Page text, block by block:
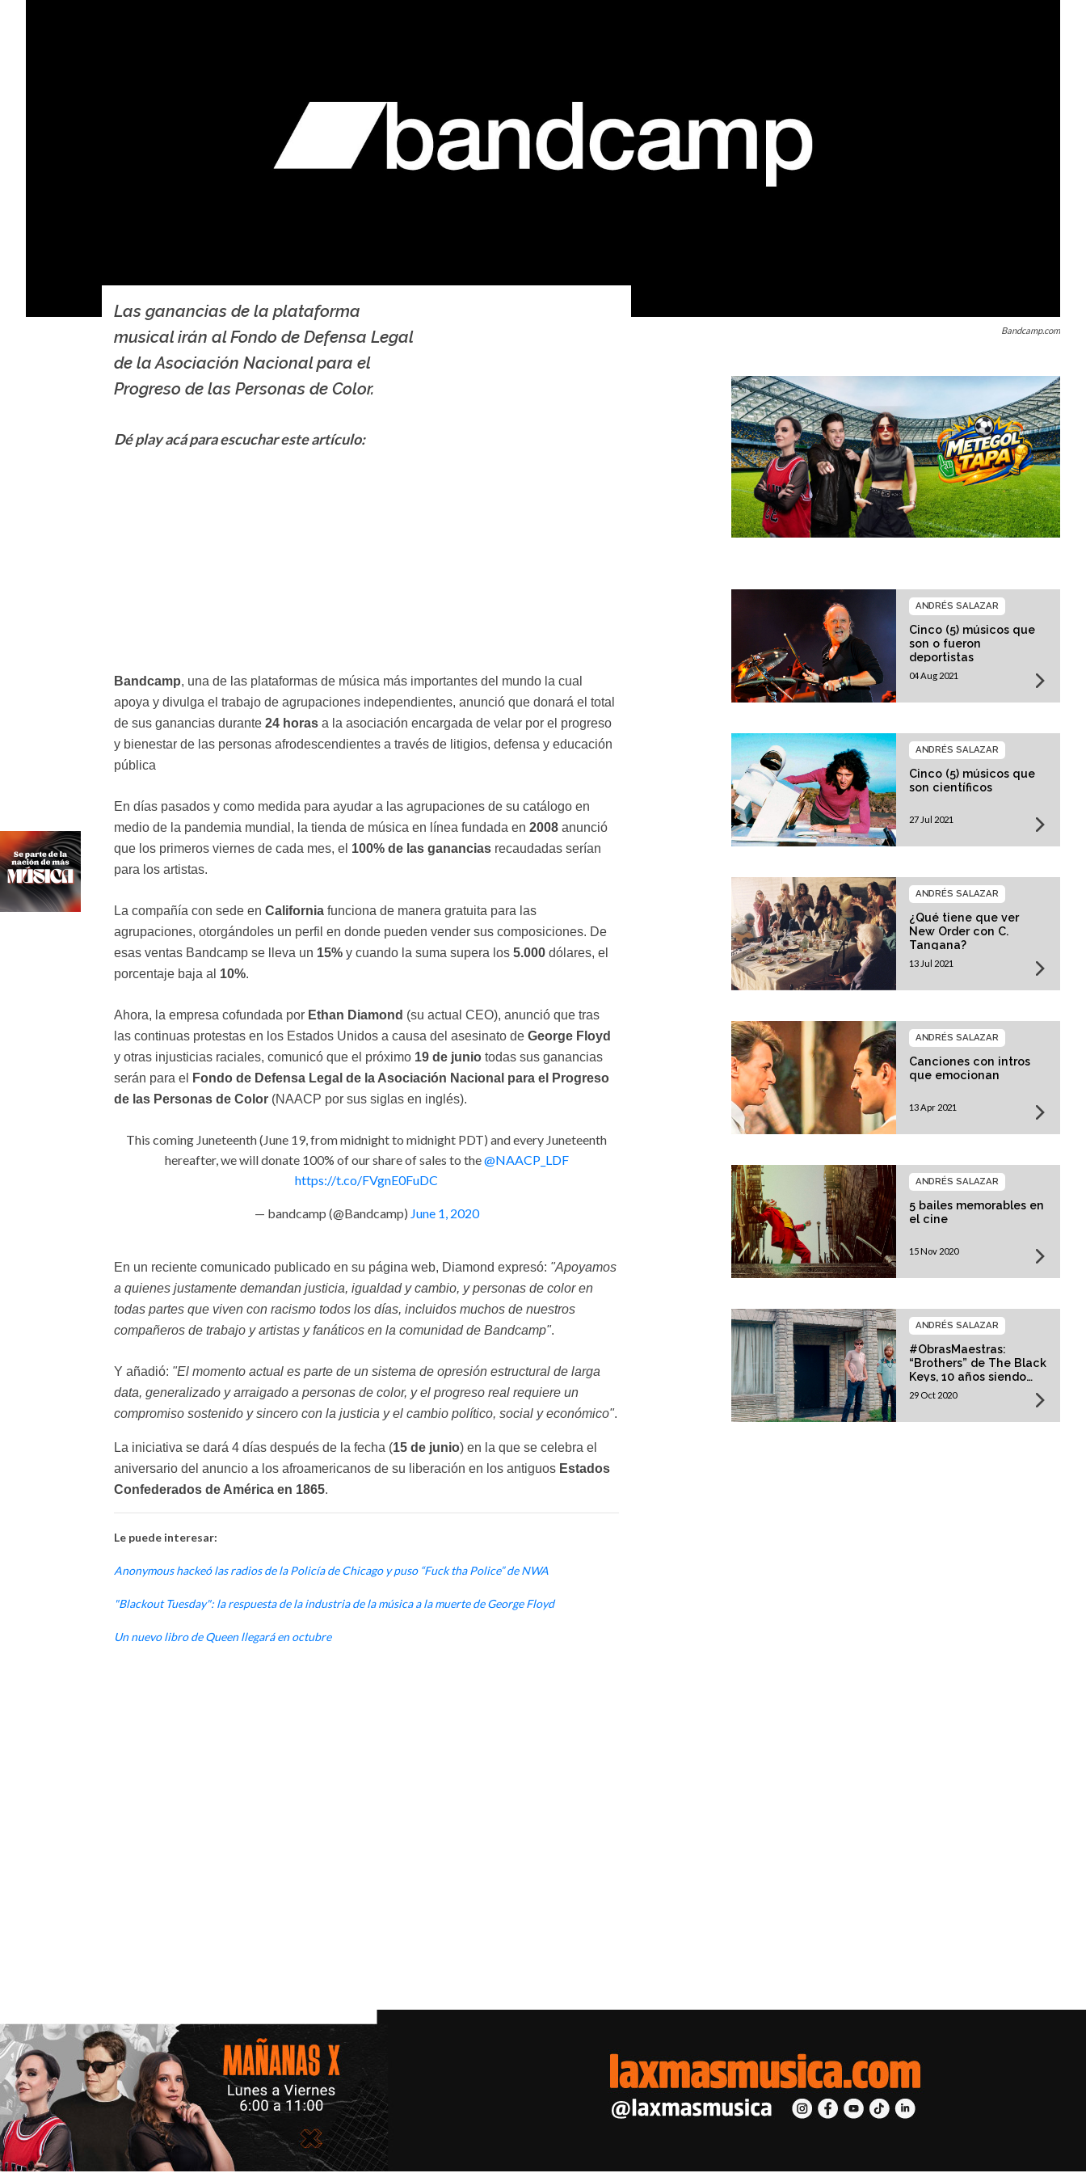
Bandcamp.com
Las ganancias de la plataforma
musical irán al Fondo de Defensa Legal
de la Asociación Nacional para el
Progreso de las Personas de Color.
Dé play acá para escuchar este artículo:
Bandcamp, una de las plataformas de música más importantes del mundo la cual
apoya y divulga el trabajo de agrupaciones independientes, anunció que donará el total
de sus ganancias durante24 horas a la asociación encargada de velar por el progreso
y bienestar de las personas afrodescendientes a través de litigios, defensa y educación
pública
En días pasados y como medida para ayudar a las agrupaciones de su catálogo en
medio de la pandemia mundial, la tienda de música en línea fundada en2008 anunció
que los primeros viernes de cada mes, el 100% de las ganancias recaudadas serían
para los artistas.
La compañía con sede enCalifornia funciona de manera gratuita para las
agrupaciones, otorgándoles un perfil en donde pueden vender sus composiciones. De
esas ventas Bandcamp se lleva un 15% y cuando la suma supera los5.000 dólares, el
porcentaje baja al 10%.
Ahora, la empresa cofundada por Ethan Diamond (su actual CEO), anunció que tras
las continuas protestas en los Estados Unidos a causa del asesinato deGeorge Floyd
y otras injusticias raciales, comunicó que el próximo 19 de junio todas sus ganancias
serán para el
Fondo de Defensa Legal de la Asociación Nacional para el Progreso
de las Personas de Color (NAACP por sus siglas en inglés).
This coming Juneteenth (June 19, from midnight to midnight PDT) and every Juneteenth
hereafter, we will donate 100% of our share of sales to the@NAACP_LDF
https://t.co/FVgnE0FuDC
— bandcamp (@Bandcamp) June 1, 2020
En un reciente comunicado publicado en su página web, Diamond expresó: "Apoyamos
a quienes justamente demandan justicia, igualdad y cambio, y personas de color en
todas partes que viven con racismo todos los días, incluidos muchos de nuestros
compañeros de trabajo y artistas y fanáticos en la comunidad de Bandcamp".
Y añadió: "El momento actual es parte de un sistema de opresión estructural de larga
data, generalizado y arraigado a personas de color, y el progreso real requiere un
compromiso sostenido y sincero con la justicia y el cambio político, social y económico".
La iniciativa se dará 4 días después de la fecha (15 de junio) en la que se celebra el
aniversario del anuncio a los afroamericanos de su liberación en los antiguos Estados
Confederados de América en 1865.
Le puede interesar:
Anonymous hackeó las radios de la Policía de Chicago y puso “Fuck tha Police” de NWA
"Blackout Tuesday": la respuesta de la industria de la música a la muerte de George Floyd
Un nuevo libro de Queen llegará en octubre
Cinco (5) músicos que
son o fueron
deportistas
ANDRÉS SALAZAR
04 Aug 2021
Cinco (5) músicos que
son científicos
ANDRÉS SALAZAR
27 Jul 2021
¿Qué tiene que ver
New Order con C.
Tangana?
ANDRÉS SALAZAR
13 Jul 2021
Canciones con intros
que emocionan
ANDRÉS SALAZAR
13 Apr 2021
5 bailes memorables en
el cine
ANDRÉS SALAZAR
15 Nov 2020
#ObrasMaestras:
“Brothers” de The Black
Keys, 10 años siendo
vigente
ANDRÉS SALAZAR
29 Oct 2020